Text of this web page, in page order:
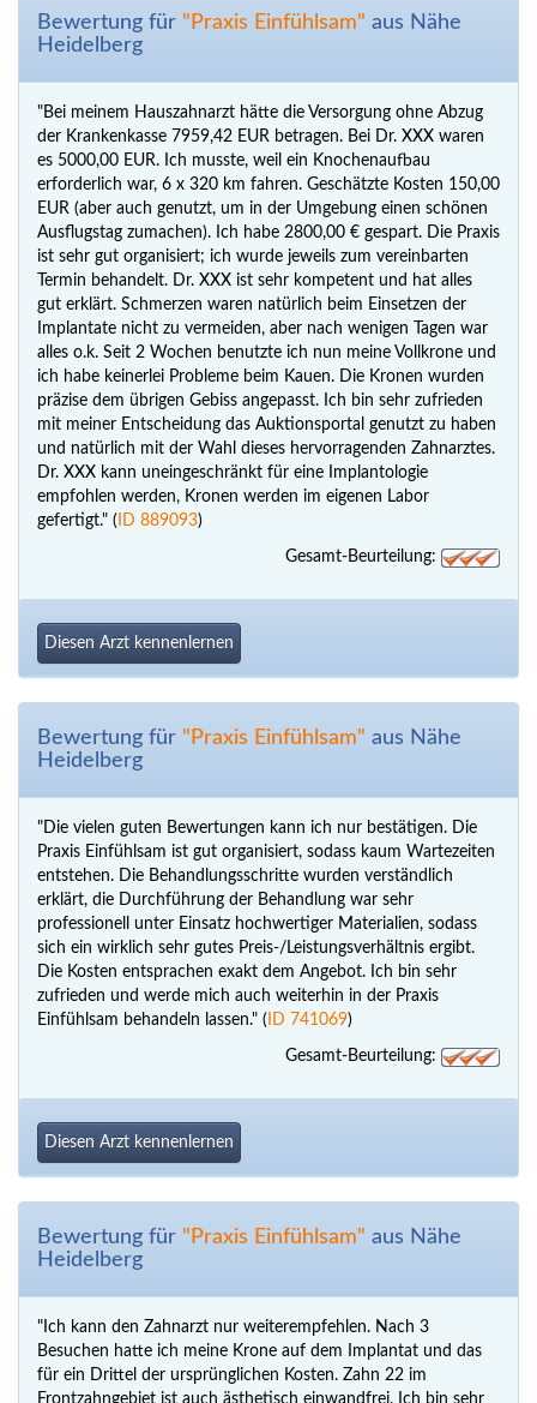
Bewertung für "Praxis Einfühlsam" aus Nähe
Heidelberg
"Bei meinem Hauszahnarzt hätte die Versorgung ohne Abzug
der Krankenkasse 7959,42 EUR betragen. Bei Dr. XXX waren
es 5000,00 EUR. Ich musste, weil ein Knochenaufbau
erforderlich war, 6 x 320 km fahren. Geschätzte Kosten 150,00
EUR (aber auch genutzt, um in der Umgebung einen schönen
Ausflugstag zumachen). Ich habe 2800,00 € gespart. Die Praxis
ist sehr gut organisiert; ich wurde jeweils zum vereinbarten
Termin behandelt. Dr. XXX ist sehr kompetent und hat alles
gut erklärt. Schmerzen waren natürlich beim Einsetzen der
Implantate nicht zu vermeiden, aber nach wenigen Tagen war
alles o.k. Seit 2 Wochen benutzte ich nun meine Vollkrone und
ich habe keinerlei Probleme beim Kauen. Die Kronen wurden
präzise dem übrigen Gebiss angepasst. Ich bin sehr zufrieden
mit meiner Entscheidung das Auktionsportal genutzt zu haben
und natürlich mit der Wahl dieses hervorragenden Zahnarztes.
Dr. XXX kann uneingeschränkt für eine Implantologie
empfohlen werden, Kronen werden im eigenen Labor
gefertigt." ( ID 889093)
Gesamt-Beurteilung:
Diesen Arzt kennenlernen
Bewertung für "Praxis Einfühlsam" aus Nähe
Heidelberg
"Die vielen guten Bewertungen kann ich nur bestätigen. Die
Praxis Einfühlsam ist gut organisiert, sodass kaum Wartezeiten
entstehen. Die Behandlungsschritte wurden verständlich
erklärt, die Durchführung der Behandlung war sehr
professionell unter Einsatz hochwertiger Materialien, sodass
sich ein wirklich sehr gutes Preis-/Leistungsverhältnis ergibt.
Die Kosten entsprachen exakt dem Angebot. Ich bin sehr
zufrieden und werde mich auch weiterhin in der Praxis
Einfühlsam behandeln lassen." ( ID 741069)
Gesamt-Beurteilung:
Diesen Arzt kennenlernen
Bewertung für "Praxis Einfühlsam" aus Nähe
Heidelberg
"Ich kann den Zahnarzt nur weiterempfehlen. Nach 3
Besuchen hatte ich meine Krone auf dem Implantat und das
für ein Drittel der ursprünglichen Kosten. Zahn 22 im